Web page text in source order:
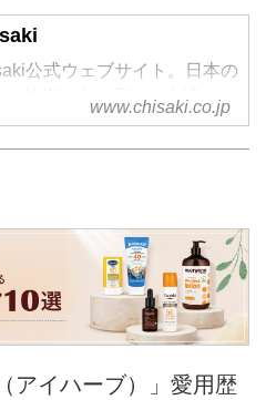
公式ウェブサイト。日本の
の技術、志の高さ、心遣いな
共感し、日本製に重きを置き
コレクションより、
www.chisaki.co.jp
アイハーブ）」愛用歴